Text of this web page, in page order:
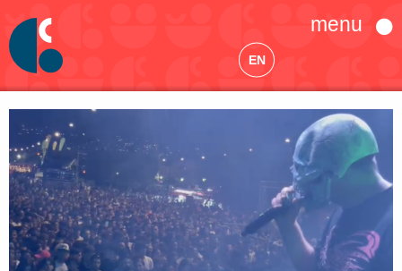
EN
menu